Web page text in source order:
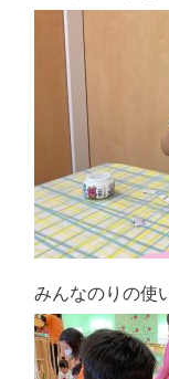
みんなのりの使